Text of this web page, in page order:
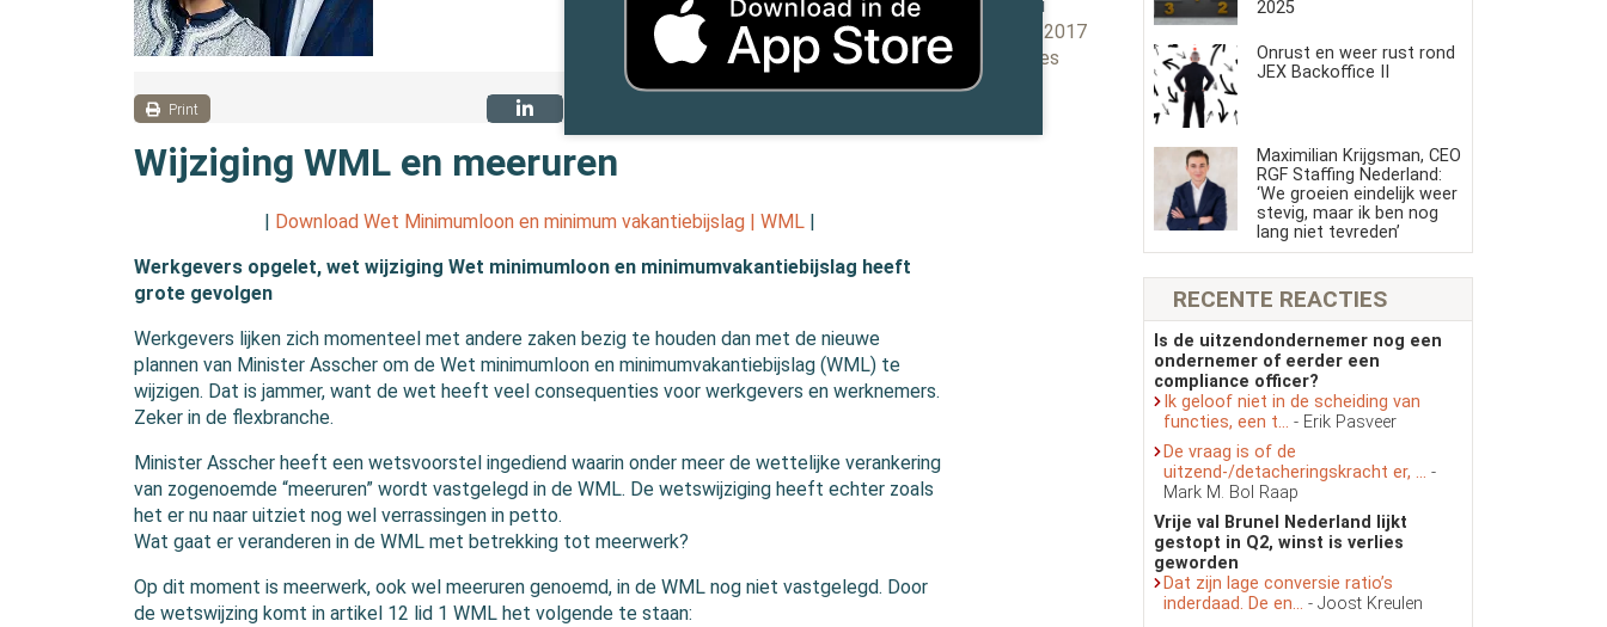
Mouselli
8 maart 2017
0 reacties
Print
Wijziging WML en meeruren
Download Wet Minimumloon en minimum vakantiebijslag | WML
Werkgevers opgelet, wet wijziging Wet minimumloon en minimumvakantiebijslag heeft
grote gevolgen
Werkgevers lijken zich momenteel met andere zaken bezig te houden dan met de nieuwe
plannen van Minister Asscher om de Wet minimumloon en minimumvakantiebijslag (WML) te
wijzigen. Dat is jammer, want de wet heeft veel consequenties voor werkgevers en werknemers.
Zeker in de flexbranche.
Minister Asscher heeft een wetsvoorstel ingediend waarin onder meer de wettelijke verankering
van zogenoemde “meeruren” wordt vastgelegd in de WML. De wetswijziging heeft echter zoals
het er nu naar uitziet nog wel verrassingen in petto.
Wat gaat er veranderen in de WML met betrekking tot meerwerk?
Op dit moment is meerwerk, ook wel meeruren genoemd, in de WML nog niet vastgelegd. Door
de wetswijzing komt in artikel 12 lid 1 WML het volgende te staan:
2025
Onrust en weer rust rond
JEX Backoffice II
Maximilian Krijgsman, CEO
RGF Staffing Nederland:
‘We groeien eindelijk weer
stevig, maar ik ben nog
lang niet tevreden’
RECENTE REACTIES
Is de uitzendondernemer nog een
ondernemer of eerder een
compliance officer?
Ik geloof niet in de scheiding van
functies, een t... - Erik Pasveer
De vraag is of de
uitzend-/detacheringskracht er, ... -
Mark M. Bol Raap
Vrije val Brunel Nederland lijkt
gestopt in Q2, winst is verlies
geworden
Dat zijn lage conversie ratio’s
inderdaad. De en... - Joost Kreulen